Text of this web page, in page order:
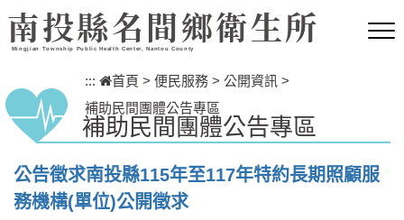
跳到主要內容區塊
南投縣名間鄉衛生所
Mingjian Township Public Health Center, Nantou County
::: 首頁 > 便民服務 > 公開資訊 >
補助民間團體公告專區
補助民間團體公告專區
公告徵求南投縣115年至117年特約長期照顧服
務機構(單位)公開徵求